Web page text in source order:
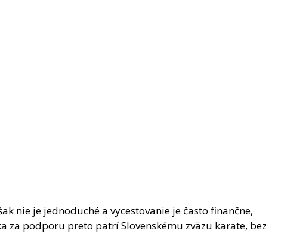
nie je jednoduché a vycestovanie je často finančne,
za podporu preto patrí Slovenskému zväzu karate, bez